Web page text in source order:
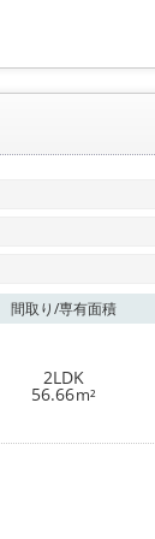
間取り/専有面積
2LDK
56.66m²